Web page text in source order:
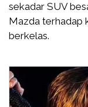
sekadar SUV
Mazda terhadap
berkelas.